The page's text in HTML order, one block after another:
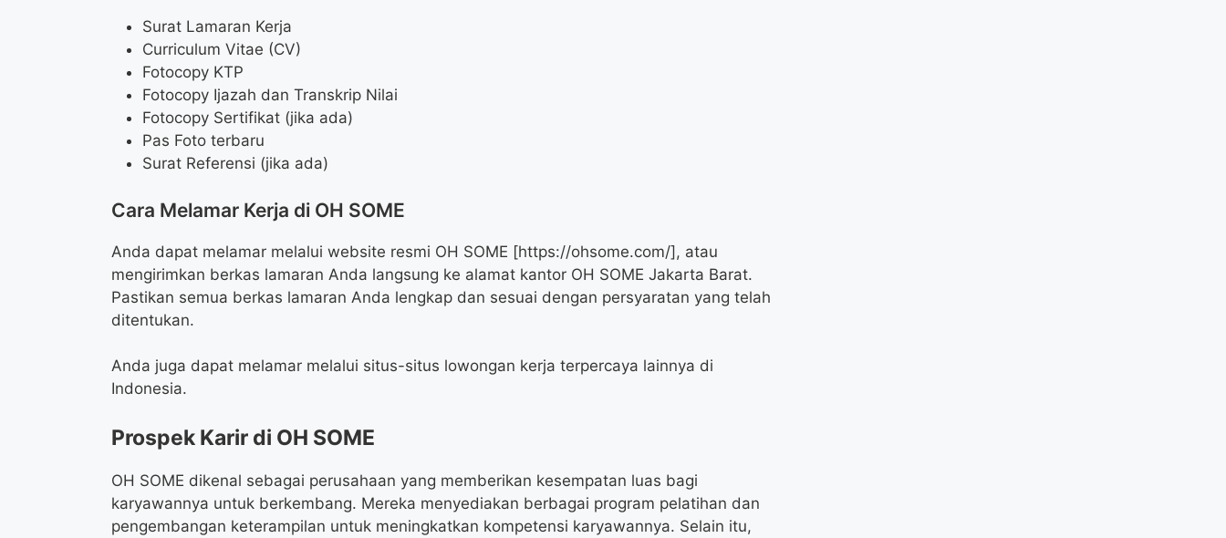
Surat Lamaran Kerja
Curriculum Vitae (CV)
Fotocopy KTP
Fotocopy Ijazah dan Transkrip Nilai
Fotocopy Sertifikat (jika ada)
Pas Foto terbaru
Surat Referensi (jika ada)
Cara Melamar Kerja di OH SOME
Anda dapat melamar melalui website resmi OH SOME [https://ohsome.com/], atau
mengirimkan berkas lamaran Anda langsung ke alamat kantor OH SOME Jakarta Barat.
Pastikan semua berkas lamaran Anda lengkap dan sesuai dengan persyaratan yang telah
ditentukan.
Anda juga dapat melamar melalui situs-situs lowongan kerja terpercaya lainnya di
Indonesia.
Prospek Karir di OH SOME
OH SOME dikenal sebagai perusahaan yang memberikan kesempatan luas bagi
karyawannya untuk berkembang. Mereka menyediakan berbagai program pelatihan dan
pengembangan keterampilan untuk meningkatkan kompetensi karyawannya. Selain itu,